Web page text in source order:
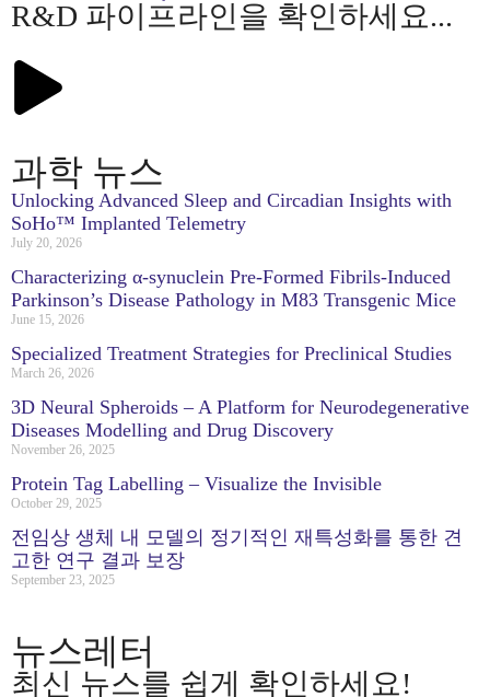
R&D 파이프라인을 확인하세요...
과학 뉴스
Unlocking Advanced Sleep and Circadian Insights with
SoHo™ Implanted Telemetry
July 20, 2026
Characterizing α-synuclein Pre-Formed Fibrils-Induced
Parkinson’s Disease Pathology in M83 Transgenic Mice
June 15, 2026
Specialized Treatment Strategies for Preclinical Studies
March 26, 2026
3D Neural Spheroids – A Platform for Neurodegenerative
Diseases Modelling and Drug Discovery
November 26, 2025
Protein Tag Labelling – Visualize the Invisible
October 29, 2025
전임상 생체 내 모델의 정기적인 재특성화를 통한 견
고한 연구 결과 보장
September 23, 2025
뉴스레터
최신 뉴스를 쉽게 확인하세요!